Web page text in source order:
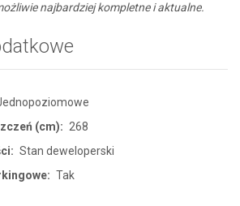
najbardziej kompletne i aktualne.
(cm): 268
Stan deweloperski
Tak